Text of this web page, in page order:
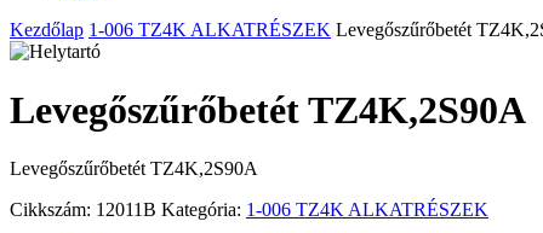
Kezdőlap 1-006 TZ4K ALKATRÉSZEK Levegőszűrőbetét
Levegőszűrőbetét TZ4K,2S90A
Levegőszűrőbetét TZ4K,2S90A
Cikkszám: 12011B Kategória: 1-006 TZ4K ALKATRÉSZEK